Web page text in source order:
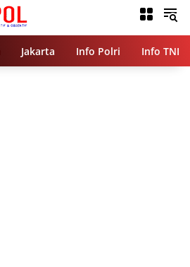
Jakarta Info Polri Info TNI